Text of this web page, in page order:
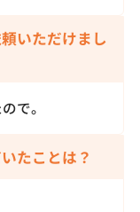
いただけまし
で。
たことは？